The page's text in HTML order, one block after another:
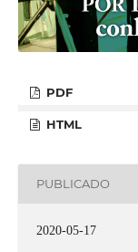
PDF
HTML
PUBLICADO
2020-05-17